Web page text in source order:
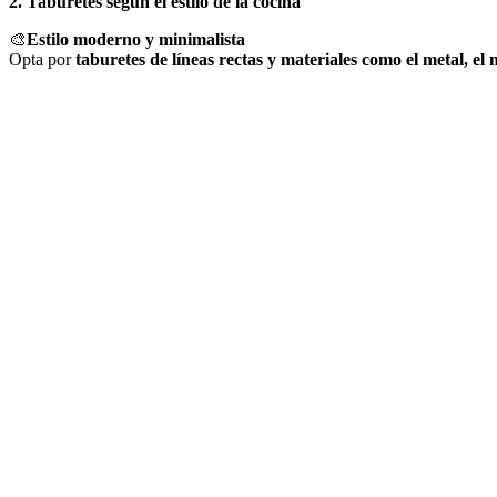
🎨Estilo moderno y minimalista
Opta portaburetes de líneas rectas y materiales como el metal, el